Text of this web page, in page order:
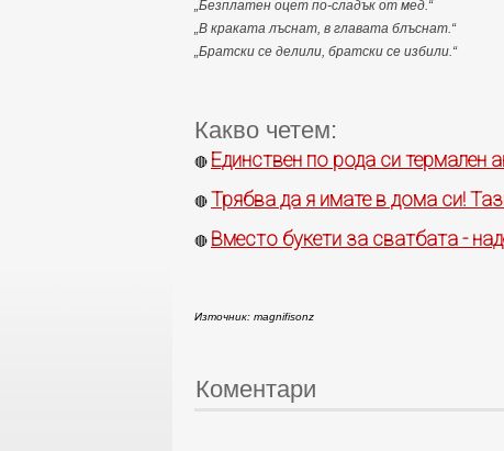
„Безплатен оцет по-сладък от мед.“
„В краката лъснат, в главата блъснат.“
„Братски се делили, братски се избили.“
Какво четем:
🔴 Единствен по рода си термален
🔴 Трябва да я имате в дома си!
🔴 Вместо букети за сватбата -
Източник: magnifisonz
Коментари